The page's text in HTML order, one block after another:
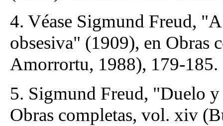
4. Véase Sigmund Freud,
obsesiva" (1909), en Obras
Amorrortu, 1988), 179-185.
5. Sigmund Freud, "Duelo
Obras completas, vol. xiv